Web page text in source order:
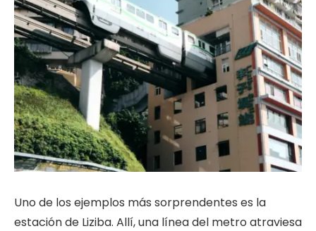
Uno de los ejemplos más sorprendentes es la
estación de Liziba. Allí, una línea del metro atraviesa